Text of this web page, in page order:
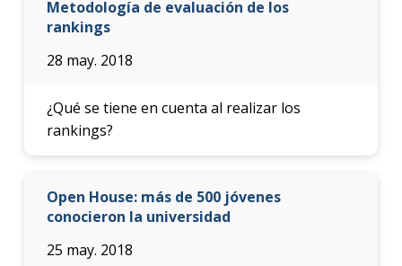
Metodología de evaluación de los
rankings
28 may. 2018
¿Qué se tiene en cuenta al realizar los
rankings?
Open House: más de 500 jóvenes
conocieron la universidad
25 may. 2018